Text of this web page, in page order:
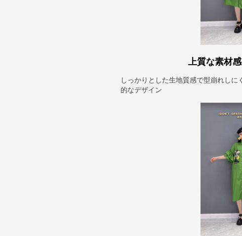
上質な素材
しっかりとした生地質感で型崩れし
的なデザイン